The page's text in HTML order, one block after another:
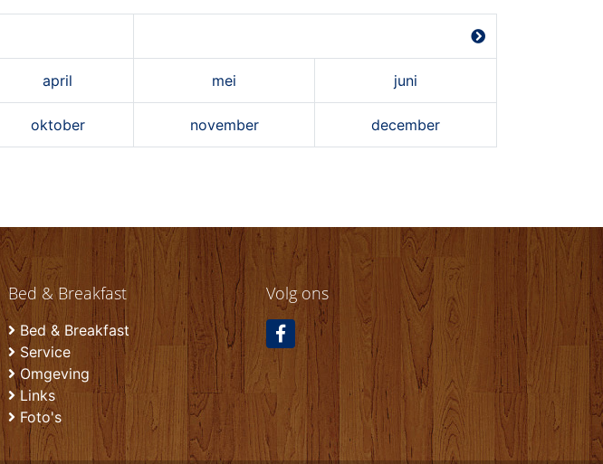
april mei juni
oktober november december
Bed & Breakfast
Bed & Breakfast
Service
Omgeving
Links
Foto's
Volg ons